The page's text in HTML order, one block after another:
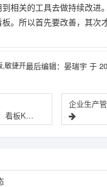
相关的工具去做持续改进
。所以首先要改善，其次
最后编辑：晏瑞宇 于
,敏捷开
DevOps 漫谈：看板Kanban管理实践